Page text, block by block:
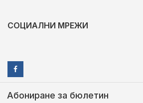
СОЦИАЛНИ МРЕЖИ
Абониране за бюлетин